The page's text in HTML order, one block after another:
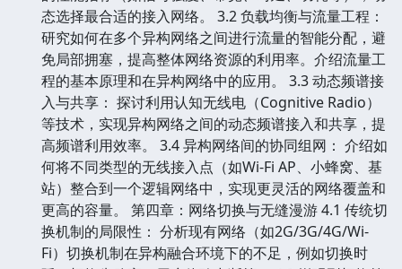
态选择最合适的接入网络。 3.2 负载均衡与流量工程：
研究如何在多个异构网络之间进行流量的智能分配，避
免局部拥塞，提高整体网络资源的利用率。介绍流量工
程的基本原理和在异构网络中的应用。 3.3 动态频谱接
入与共享： 探讨利用认知无线电（Cognitive Radio）
等技术，实现异构网络之间的动态频谱接入和共享，提
高频谱利用效率。 3.4 异构网络间的协同组网： 介绍如
何将不同类型的无线接入点（如Wi-Fi AP、小蜂窝、基
站）整合到一个逻辑网络中，实现更灵活的网络覆盖和
更高的容量。 第四章：网络切换与无缝漫游 4.1 传统切
换机制的局限性： 分析现有网络（如2G/3G/4G/Wi-
Fi）切换机制在异构融合环境下的不足，例如切换时